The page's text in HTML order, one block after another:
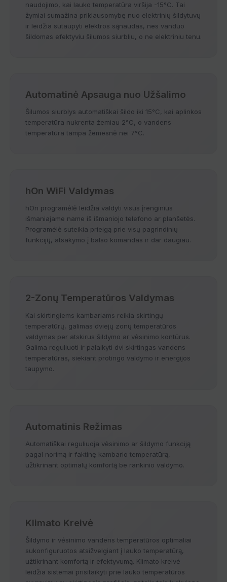
naudojimo, kai lauko temperatūra viršija -15°C. Tai
žymiai sumažina priklausomybę nuo elektrinių šildytuvų
ir leidžia sutaupyti elektros sąnaudas, nes vanduo
šildomas efektyviu šilumos siurbliu, o ne elektriniu tenu.
Automatinė Apsauga nuo Užšalimo
Šilumos siurblys automatiškai šildo iki 15°C, kai aplinkos
temperatūra nukrenta žemiau 2°C, o vandens
temperatūra tampa žemesnė nei 7°C.
hOn WiFi Valdymas
hOn programėlė leidžia valdyti visus įrenginius
išmaniajame name iš išmaniojo telefono ar planšetės.
Programėlė suteikia prieigą prie visų pagrindinių
funkcijų, atsakymo į balso komandas ir dar daugiau.
2-Zonų Temperatūros Valdymas
Kai skirtingiems kambariams reikia skirtingų
temperatūrų, galimas dviejų zonų temperatūros
valdymas per atskirus šildymo ar vėsinimo kontūrus.
Galima reguliuoti ir palaikyti dvi skirtingas vandens
temperatūras, siekiant protingo valdymo ir energijos
taupymo.
Automatinis Režimas
Automatiškai reguliuoja vėsinimo ar šildymo funkciją
pagal norimą ir faktinę kambario temperatūrą,
užtikrinant optimalų komfortą be rankinio valdymo.
Klimato Kreivė
Šildymo ir vėsinimo vandens temperatūros optimaliai
sukonfiguruotos atsižvelgiant į lauko temperatūrą,
užtikrinant komfortą ir efektyvumą. Klimato kreivė
leidžia sistemai prisitaikyti prie lauko temperatūros